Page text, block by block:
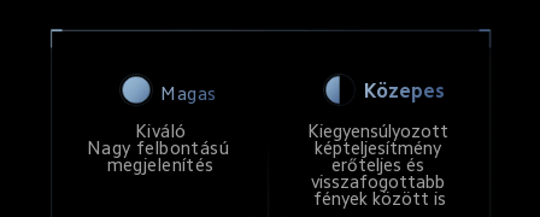
Magas
Kiváló
Nagy felbontású
megjelenítés
Közepes
Kiegyensúlyozott
képteljesítmény
erőteljes és
visszafogottabb
fények között is